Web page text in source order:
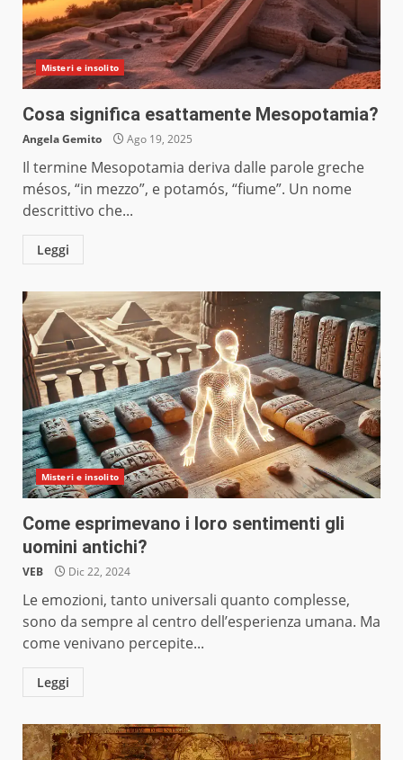
Misteri e insolito
Cosa significa esattamente Mesopotamia?
Angela Gemito Ago 19, 2025
Il termine Mesopotamia deriva dalle parole greche
mésos, “in mezzo”, e potamós, “fiume”. Un nome
descrittivo che...
Leggi
Misteri e insolito
Come esprimevano i loro sentimenti gli
uomini antichi?
VEB Dic 22, 2024
Le emozioni, tanto universali quanto complesse,
sono da sempre al centro dell’esperienza umana. Ma
come venivano percepite...
Leggi